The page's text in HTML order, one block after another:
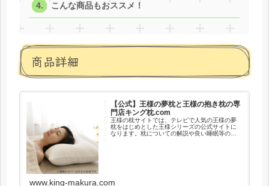
こんな商品もおススメ！
商品詳細
【公式】王様の夢枕と王様の抱き枕の専
門店キング枕.com
王様の枕サイトでは、テレビで人気の王様の夢
枕をはじめとした王様シリーズの公式サイトに
なります。枕についての解説や良い睡眠等のコ
www.king-makura.com